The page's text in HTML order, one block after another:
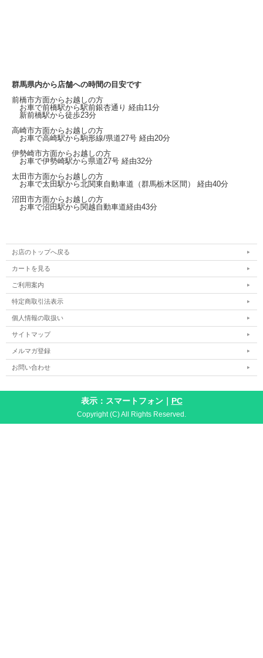
群馬県内から店舗への時間の目安です
前橋市方面からお越しの方
お車で前橋駅から駅前銀杏通り 経由11分
新前橋駅から徒歩23分
高崎市方面からお越しの方
お車で高崎駅から駒形線/県道27号 経由20分
伊勢崎市方面からお越しの方
お車で伊勢崎駅から 県道27号 経由32分
太田市方面からお越しの方
お車で太田駅から北関東自動車道（群馬栃木区間）
経由40分
沼田市方面からお越しの方
お車で沼田駅から関越自動車道経由43分
お店のトップへ戻る
カートを見る
ご利用案内
特定商取引法表示
個人情報の取扱い
サイトマップ
メルマガ登録
お問い合わせ
表示：スマートフォン｜ PC
Copyright (C) All Rights Reserved.